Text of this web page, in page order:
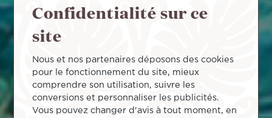
Confidentialité sur ce
site
Nous et nos partenaires déposons des cookies
pour le fonctionnement du site, mieux
comprendre son utilisation, suivre les
conversions et personnaliser les publicités.
Vous pouvez changer d'avis à tout moment, en